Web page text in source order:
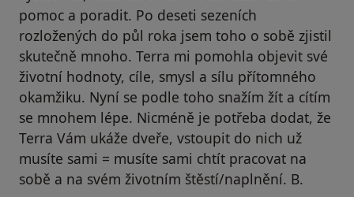
pomoc a poradit. Po deseti sezeních
rozložených do půl roka jsem toho o sobě zjistil
skutečně mnoho. Terra mi pomohla objevit své
životní hodnoty, cíle, smysl a sílu přítomného
okamžiku. Nyní se podle toho snažím žít a cítím
se mnohem lépe. Nicméně je potřeba dodat, že
Terra Vám ukáže dveře, vstoupit do nich už
musíte sami = musíte sami chtít pracovat na
sobě a na svém životním štěstí/naplnění. B.